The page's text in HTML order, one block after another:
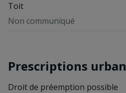
Toit
Non communiqué
Prescriptions
Droit de préemption possible